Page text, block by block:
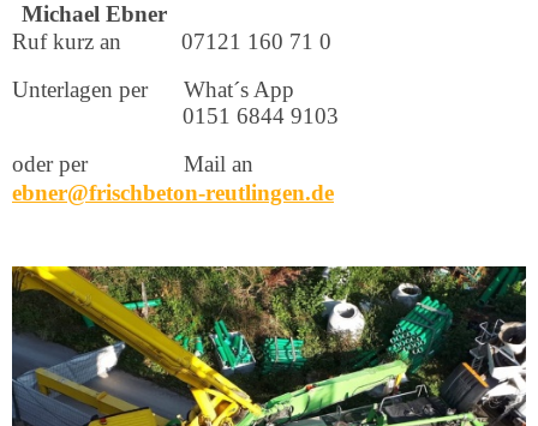
Michael Ebner
Ruf kurz an 07121 160 71 0
Unterlagen per What´s App
0151 6844 9103
oder per Mail an
ebner@frischbeton-reutlingen.de